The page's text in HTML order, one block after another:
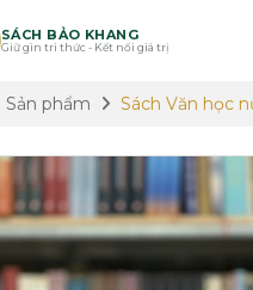
SÁCH BẢO KHANG
Giữ gìn tri thức - Kết nối giá trị
Sản phẩm Sách Văn học